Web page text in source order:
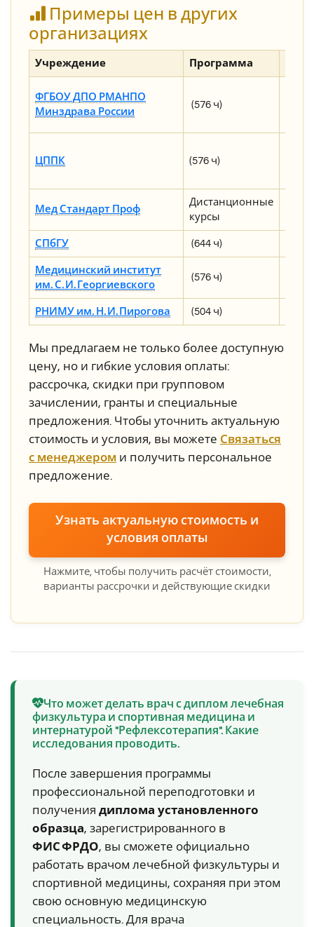
Примеры цен в других
организациях
Учреждение Программа
ФГБОУ ДПО РМАНПО
Минздрава России
(576 ч)
ЦППК (576 ч)
Мед Стандарт Проф
Дистанционные
курсы
СПбГУ (644 ч)
Медицинский институт
им. С. И. Георгиевского
(576 ч)
РНИМУ им. Н. И. Пирогова (504 ч)
Мы предлагаем не только более доступную
цену, но и гибкие условия оплаты:
рассрочка, скидки при групповом
зачислении, гранты и специальные
предложения. Чтобы уточнить актуальную
стоимость и условия, вы можете Связаться
с менеджером и получить персональное
предложение.
Узнать актуальную стоимость и
условия оплаты
Нажмите, чтобы получить расчёт стоимости,
варианты рассрочки и действующие скидки
Что может делать врач с диплом лечебная
физкультура и спортивная медицина и
интернатурой "Рефлексотерапия". Какие
исследования проводить.
После завершения программы
профессиональной переподготовки и
получения диплома установленного
образца, зарегистрированного в
ФИС ФРДО, вы сможете официально
работать врачом лечебной физкультуры и
спортивной медицины, сохраняя при этом
свою основную медицинскую
специальность. Для врача